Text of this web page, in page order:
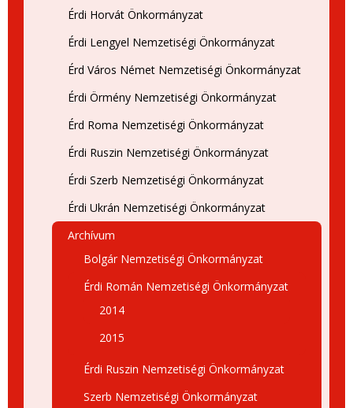
Érdi Horvát Önkormányzat
Érdi Lengyel Nemzetiségi Önkormányzat
Érd Város Német Nemzetiségi Önkormányzat
Érdi Örmény Nemzetiségi Önkormányzat
Érd Roma Nemzetiségi Önkormányzat
Érdi Ruszin Nemzetiségi Önkormányzat
Érdi Szerb Nemzetiségi Önkormányzat
Érdi Ukrán Nemzetiségi Önkormányzat
Archívum
Bolgár Nemzetiségi Önkormányzat
Érdi Román Nemzetiségi Önkormányzat
2014
2015
Érdi Ruszin Nemzetiségi Önkormányzat
Szerb Nemzetiségi Önkormányzat